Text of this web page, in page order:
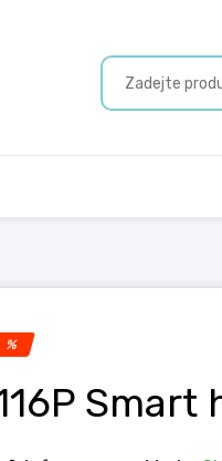
%
Smart